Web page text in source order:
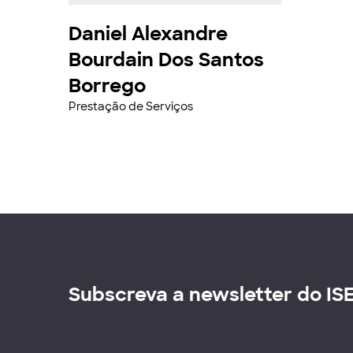
Daniel Alexandre
Bourdain Dos Santos
Borrego
Prestação de Serviços
Subscreva a newsletter do